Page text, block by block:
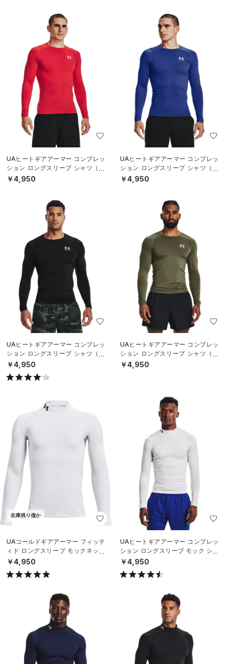
UAヒートギアアーマー コンプレッ
ション ロングスリーブ シャツ（ト
レーニング/MEN）
￥4,950
UAヒートギアアーマー コンプレッ
ション ロングスリーブ シャツ（ト
レーニング/MEN）
￥4,950
UAヒートギアアーマー コンプレッ
ション ロングスリーブ シャツ（ト
レーニング/MEN）
￥4,950
UAヒートギアアーマー コンプレッ
ション ロングスリーブ シャツ（ト
レーニング/MEN）
￥4,950
在庫残り僅か
UAコールドギアアーマー フィッテ
ィド ロングスリーブ モックネック
シャツ（トレーニング/BOYS）
￥4,950
UAヒートギアアーマー コンプレッ
ション ロングスリーブ モック シャ
ツ（トレーニング/MEN）
￥4,950